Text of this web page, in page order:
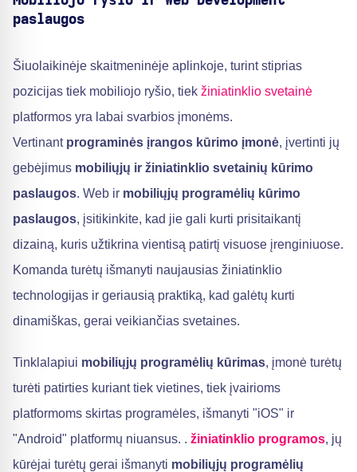
paslaugos
Šiuolaikinėje skaitmeninėje aplinkoje, turint stiprias
pozicijas tiek mobiliojo ryšio, tiek žiniatinklio svetainė
platformos yra labai svarbios įmonėms.
Vertinant programinės įrangos kūrimo įmonė, įvertinti jų
gebėjimus mobiliųjų ir žiniatinklio svetainių kūrimo
paslaugos. Web ir mobiliųjų programėlių kūrimo
paslaugos, įsitikinkite, kad jie gali kurti prisitaikantį
dizainą, kuris užtikrina vientisą patirtį visuose įrenginiuose.
Komanda turėtų išmanyti naujausias žiniatinklio
technologijas ir geriausią praktiką, kad galėtų kurti
dinamiškas, gerai veikiančias svetaines.
Tinklalapiui mobiliųjų programėlių kūrimas, įmonė turėtų
turėti patirties kuriant tiek vietines, tiek įvairioms
platformoms skirtas programėles, išmanyti "iOS" ir
"Android" platformų niuansus. . žiniatinklio programos, jų
kūrėjai turėtų gerai išmanyti mobiliųjų programėlių